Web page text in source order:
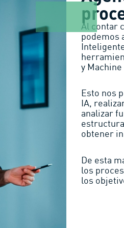
Al contar
podemos
y
Esto nos
IA,
analizar
obtener
De esta
los
los